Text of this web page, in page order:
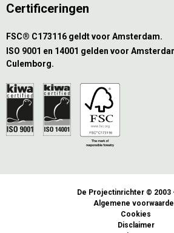
Certificeringen
FSC® C173116 geldt voor Amsterdam.
ISO 9001 en 14001 gelden voor
Culemborg.
De Projectinrichter © 2003
Algemene
Cookies
Disclaimer